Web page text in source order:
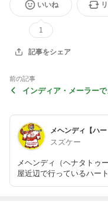
いいね
1
記事をシェア
前の記事
インディア・メーラーで
メヘンディ【ハー
スズケー
メヘンディ（ヘナタトゥ
屋近辺で行っているハー
ンドやパキスタンの美し